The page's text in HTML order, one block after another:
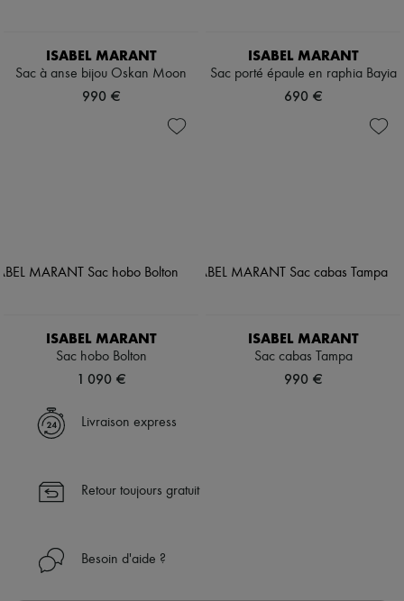
ISABEL MARANT
Sac à anse bijou Oskan Moon
990 €
ISABEL MARANT
Sac porté épaule en raphia Bayia
690 €
ISABEL MARANT
Sac hobo Bolton
1 090 €
ISABEL MARANT
Sac cabas Tampa
990 €
Livraison express
Retour toujours gratuit
Besoin d'aide ?